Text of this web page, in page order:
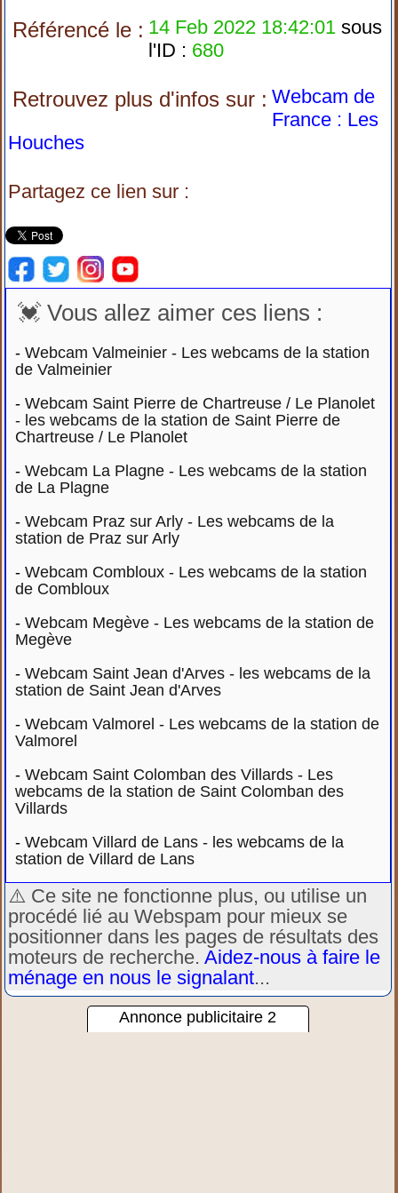
Référencé le : 14 Feb 2022 18:42:01 sous
l'ID : 680
Retrouvez plus d'infos sur : Webcam de
France : Les
Houches
Partagez ce lien sur :
💓 Vous allez aimer ces liens :
-Webcam Valmeinier - Les webcams de la station
de Valmeinier
-Webcam Saint Pierre de Chartreuse / Le Planolet
- les webcams de la station de Saint Pierre de
Chartreuse / Le Planolet
-Webcam La Plagne - Les webcams de la station
de La Plagne
-Webcam Praz sur Arly - Les webcams de la
station de Praz sur Arly
-Webcam Combloux - Les webcams de la station
de Combloux
-Webcam Megève - Les webcams de la station de
Megève
-Webcam Saint Jean d'Arves - les webcams de la
station de Saint Jean d'Arves
-Webcam Valmorel - Les webcams de la station de
Valmorel
-Webcam Saint Colomban des Villards - Les
webcams de la station de Saint Colomban des
Villards
-Webcam Villard de Lans - les webcams de la
station de Villard de Lans
⚠️ Ce site ne fonctionne plus, ou utilise un
procédé lié au Webspam pour mieux se
positionner dans les pages de résultats des
moteurs de recherche.Aidez-nous à faire le
ménage en nous le signalant...
Annonce publicitaire 2